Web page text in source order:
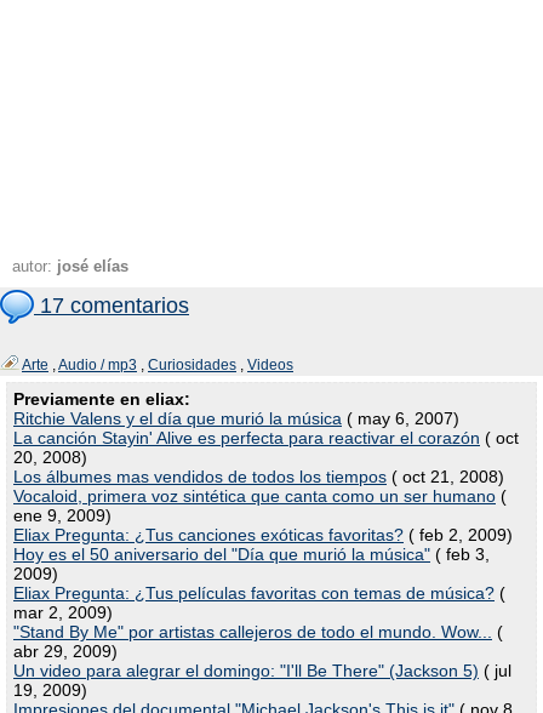
autor: josé elías
17 comentarios
Arte ,Audio / mp3 , Curiosidades , Videos
Previamente en eliax:
Ritchie Valens y el día que murió la música ( may 6, 2007)
La canción Stayin' Alive es perfecta para reactivar el corazón ( oct
20, 2008)
Los álbumes mas vendidos de todos los tiempos ( oct 21, 2008)
Vocaloid, primera voz sintética que canta como un ser humano (
ene 9, 2009)
Eliax Pregunta: ¿Tus canciones exóticas favoritas? ( feb 2, 2009)
Hoy es el 50 aniversario del "Día que murió la música" ( feb 3,
2009)
Eliax Pregunta: ¿Tus películas favoritas con temas de música? (
mar 2, 2009)
"Stand By Me" por artistas callejeros de todo el mundo. Wow...
(
abr 29, 2009)
Un video para alegrar el domingo: "I'll Be There" (Jackson 5) ( jul
19, 2009)